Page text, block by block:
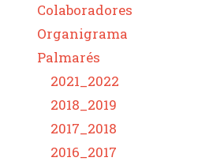
Colaboradores
Organigrama
Palmarés
2021_2022
2018_2019
2017_2018
2016_2017